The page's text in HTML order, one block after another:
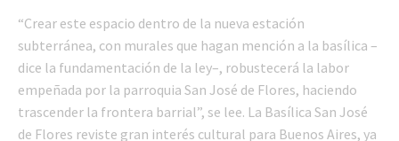
“Crear este espacio dentro de la nueva estación
subterránea, con murales que hagan mención a la basílica –
dice la fundamentación de la ley–, robustecerá la labor
empeñada por la parroquia San José de Flores, haciendo
trascender la frontera barrial”, se lee. La Basílica San José
de Flores reviste gran interés cultural para Buenos Aires, ya